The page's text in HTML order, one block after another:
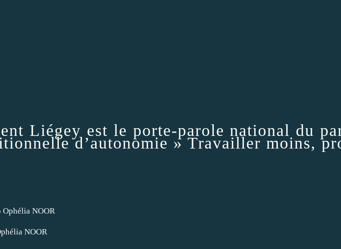
Liégey est le porte-parole national du
d’autonomie » Travailler moins,
NOOR